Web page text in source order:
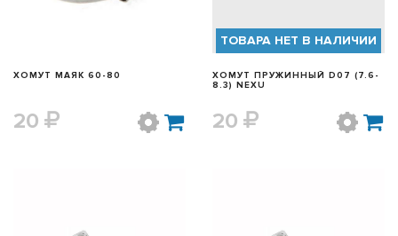
ХОМУТ МАЯК 60-80
20
ТОВАРА НЕТ В НАЛИЧИИ
ХОМУТ ПРУЖИННЫЙ D07 (7.6-
8.3) NEXU
20